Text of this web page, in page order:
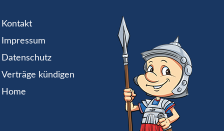
Kontakt
Impressum
Datenschutz
Verträge kündigen
Home